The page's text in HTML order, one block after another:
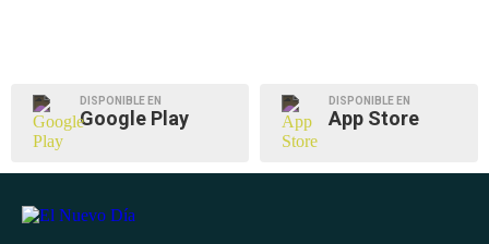
DISPONIBLE EN
Google Play
DISPONIBLE EN
App Store